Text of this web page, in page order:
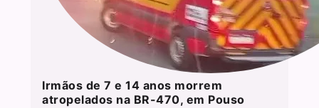
Irmãos de 7 e 14 anos morrem
atropelados na BR-470, em Pouso